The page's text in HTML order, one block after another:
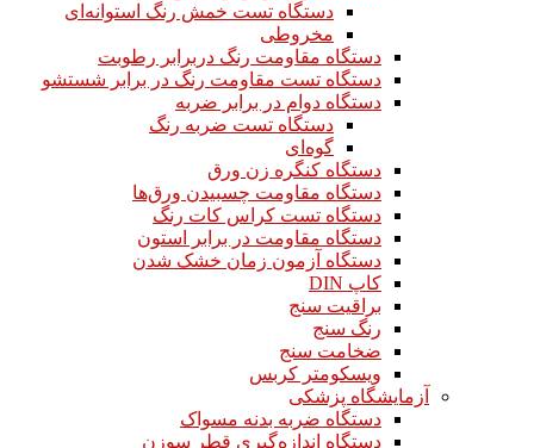
دستگاه تست خمش رنگ استوانه‌ای
مخروطی
دستگاه مقاومت رنگ دربرابر رطوبت
دستگاه تست مقاومت رنگ در برابر شستشو
دستگاه دوام در برابر ضربه
دستگاه تست ضربه رنگ
گوه‌ای
دستگاه کنگره زن ورق
دستگاه مقاومت چسبیدن ورق‌ها
دستگاه تست کراس کات رنگ
دستگاه مقاومت در برابر استون
دستگاه آزمون زمان خشک شدن
کاپ DIN
براقیت سنج
رنگ سنج
ضخامت سنج
ویسکومتر کربس
آزمایشگاه پزشکی
دستگاه ضربه بدنه مسواک
دستگاه اندازه‌گیری قطر سوزن